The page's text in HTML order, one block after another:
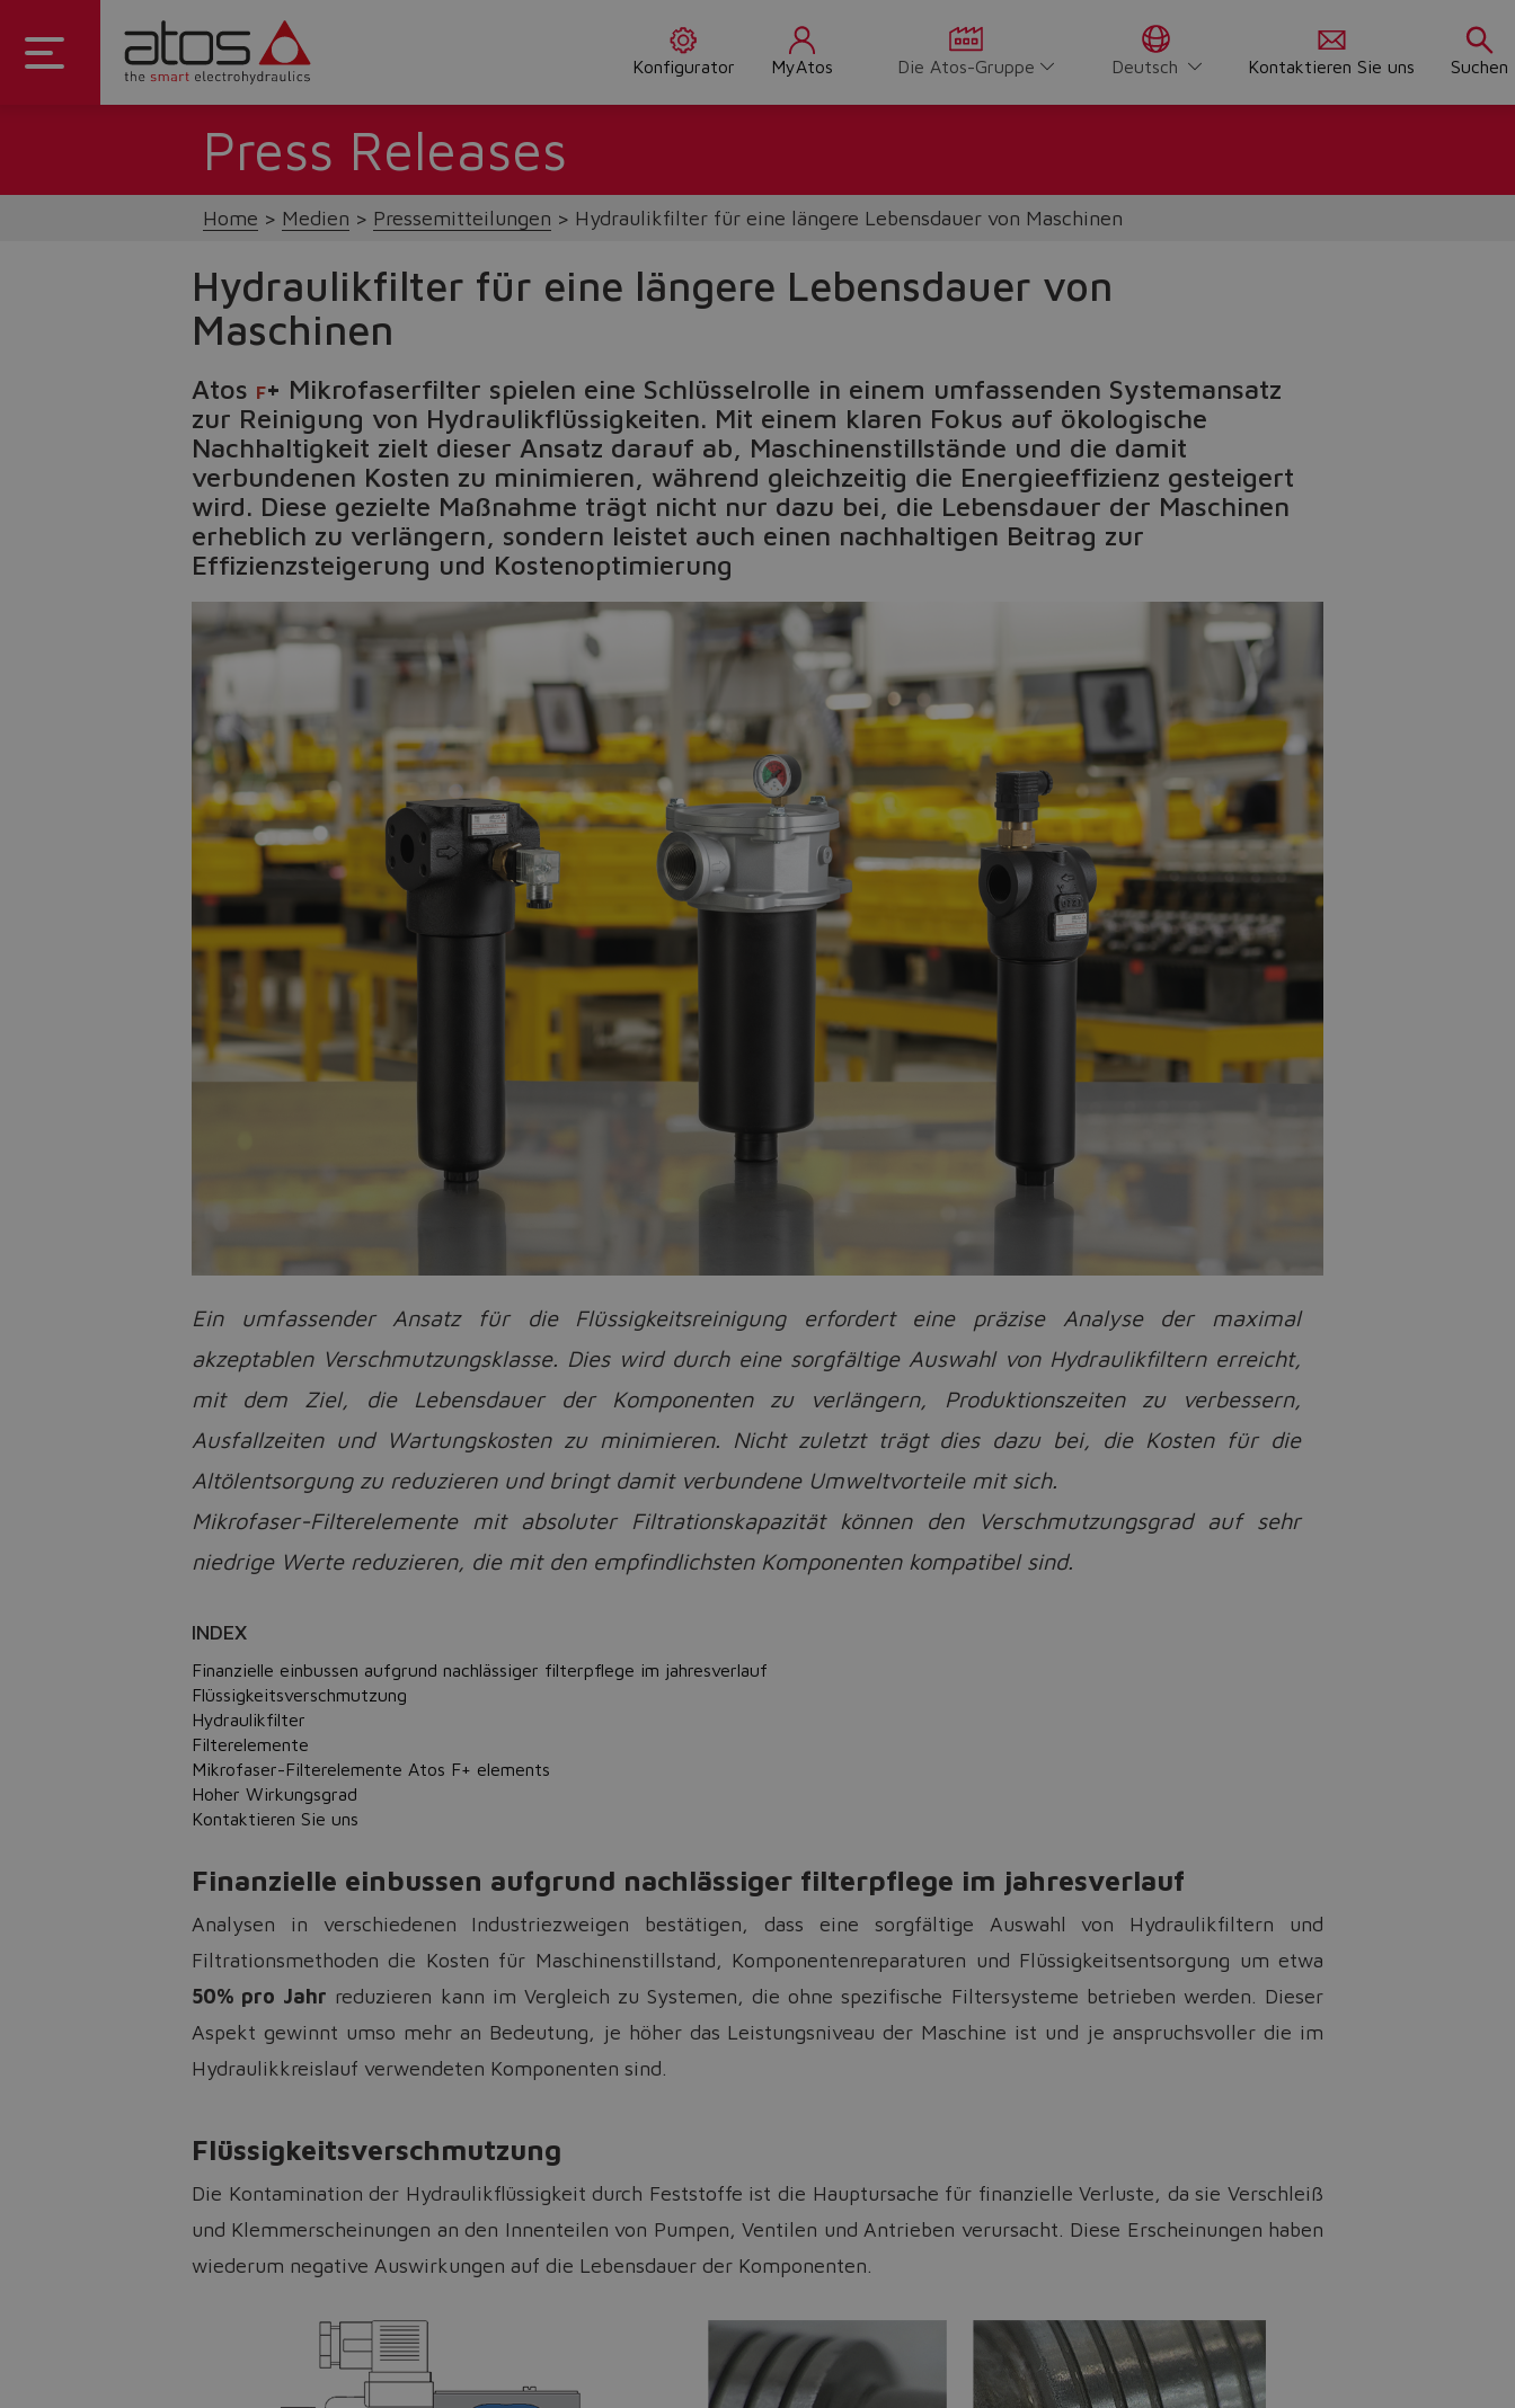
Konfigurator MyAtos Die Atos-Gruppe Deutsch Kontaktieren Sie uns Suchen
Press Releases
Home Medien Pressemitteilungen Hydraulikfilter für eine längere Lebensdauer von Maschinen
Hydraulikfilter für eine längere Lebensdauer von
Maschinen
Atos F+ Mikrofaserfilter spielen eine Schlüsselrolle in einem umfassenden Systemansatz
zur Reinigung von Hydraulikflüssigkeiten. Mit einem klaren Fokus auf ökologische
Nachhaltigkeit zielt dieser Ansatz darauf ab, Maschinenstillstände und die damit
verbundenen Kosten zu minimieren, während gleichzeitig die Energieeffizienz gesteigert
wird. Diese gezielte Maßnahme trägt nicht nur dazu bei, die Lebensdauer der Maschinen
erheblich zu verlängern, sondern leistet auch einen nachhaltigen Beitrag zur
Effizienzsteigerung und Kostenoptimierung
Ein umfassender Ansatz für die Flüssigkeitsreinigung erfordert eine präzise Analyse der maximal
akzeptablen Verschmutzungsklasse. Dies wird durch eine sorgfältige Auswahl von Hydraulikfiltern erreicht,
mit dem Ziel, die Lebensdauer der Komponenten zu verlängern, Produktionszeiten zu verbessern,
Ausfallzeiten und Wartungskosten zu minimieren. Nicht zuletzt trägt dies dazu bei, die Kosten für die
Altölentsorgung zu reduzieren und bringt damit verbundene Umweltvorteile mit sich.
Mikrofaser-Filterelemente mit absoluter Filtrationskapazität können den Verschmutzungsgrad auf sehr
niedrige Werte reduzieren, die mit den empfindlichsten Komponenten kompatibel sind.
INDEX
Finanzielle einbussen aufgrund nachlässiger filterpflege im jahresverlauf
Flüssigkeitsverschmutzung
Hydraulikfilter
Filterelemente
Mikrofaser-Filterelemente Atos F+ elements
Hoher Wirkungsgrad
Kontaktieren Sie uns
Finanzielle einbussen aufgrund nachlässiger filterpflege im jahresverlauf
Analysen in verschiedenen Industriezweigen bestätigen, dass eine sorgfältige Auswahl von Hydraulikfiltern und
Filtrationsmethoden die Kosten für Maschinenstillstand, Komponentenreparaturen und Flüssigkeitsentsorgung um etwa
50% pro Jahr reduzieren kann im Vergleich zu Systemen, die ohne spezifische Filtersysteme betrieben werden. Dieser
Aspekt gewinnt umso mehr an Bedeutung, je höher das Leistungsniveau der Maschine ist und je anspruchsvoller die im
Hydraulikkreislauf verwendeten Komponenten sind.
Flüssigkeitsverschmutzung
Die Kontamination der Hydraulikflüssigkeit durch Feststoffe ist die Hauptursache für finanzielle Verluste, da sie Verschleiß
und Klemmerscheinungen an den Innenteilen von Pumpen, Ventilen und Antrieben verursacht. Diese Erscheinungen haben
wiederum negative Auswirkungen auf die Lebensdauer der Komponenten.